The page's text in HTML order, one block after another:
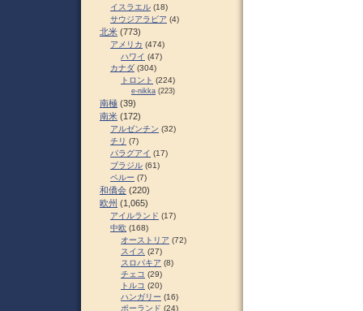
イスラエル (18)
サウジアラビア (4)
北米 (773)
アメリカ (474)
ハワイ (47)
カナダ (304)
トロント (224)
e-nikka (223)
南極 (39)
南米 (172)
アルゼンチン (32)
チリ (7)
パラグアイ (17)
ブラジル (61)
ペルー (7)
和僑会 (220)
欧州 (1,065)
アイルランド (17)
中欧 (168)
オーストリア (72)
スイス (27)
スロパキア (8)
チェコ (29)
トルコ (20)
ハンガリー (16)
ポーランド (24)